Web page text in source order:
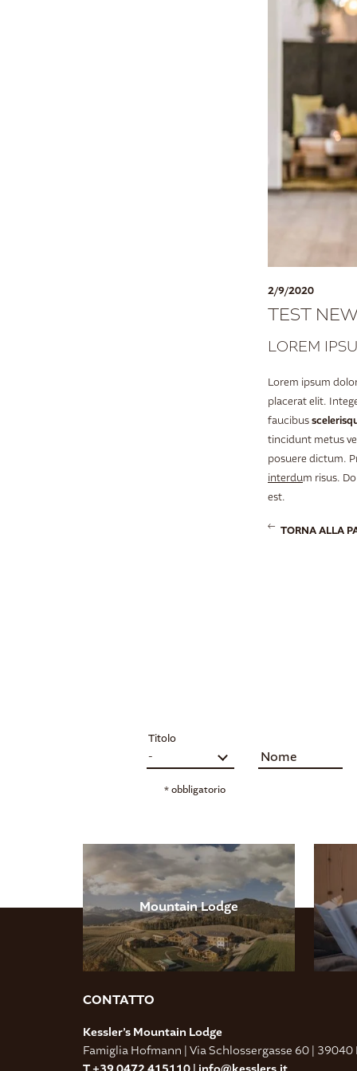
2/9/2020
TEST
LOREM
Lorem ipsum
placerat elit.
faucibus
tincidunt metus
posuere dictum.
interdum risus.
est.
TORNA ALLA
Titolo
Nome
* obbligatorio
Mountain Lodge
CONTATTO
Kessler’s Mountain Lodge
Famiglia Hofmann | Via Schlossergasse 60 | 39040